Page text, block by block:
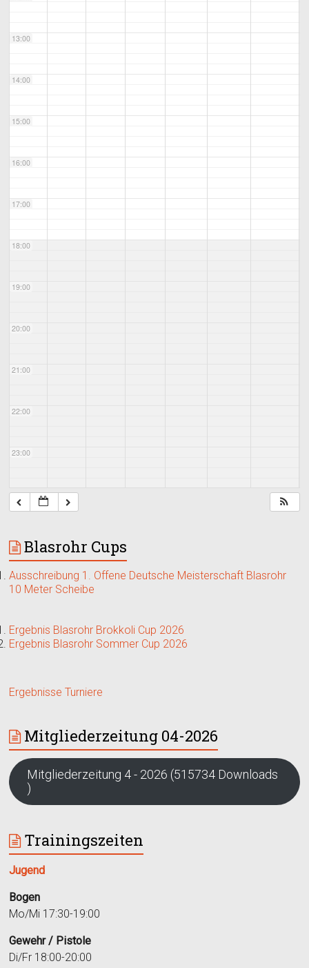
13:00
14:00
15:00
16:00
17:00
18:00
19:00
20:00
21:00
22:00
23:00
Blasrohr Cups
Ausschreibung 1. Offene Deutsche Meisterschaft Blasrohr
10 Meter Scheibe
Ergebnis Blasrohr Brokkoli Cup 2026
Ergebnis Blasrohr Sommer Cup 2026
Ergebnisse Turniere
Mitgliederzeitung 04-2026
Mitgliederzeitung 4 - 2026 (515734 Downloads
)
Trainingszeiten
Jugend
Bogen
Mo/Mi 17:30-19:00
Gewehr / Pistole
Di/Fr 18:00-20:00